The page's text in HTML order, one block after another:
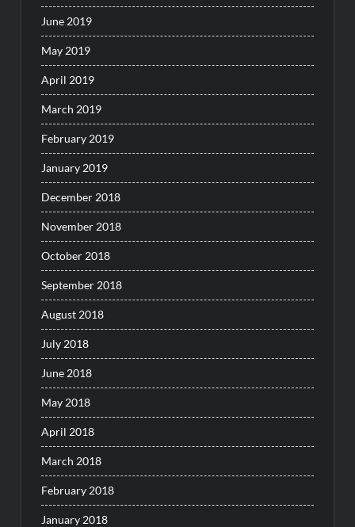
June 2019
May 2019
April 2019
March 2019
February 2019
January 2019
December 2018
November 2018
October 2018
September 2018
August 2018
July 2018
June 2018
May 2018
April 2018
March 2018
February 2018
January 2018